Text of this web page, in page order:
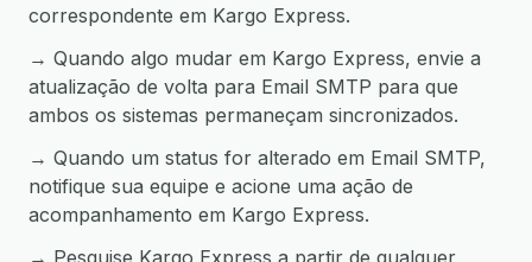
correspondente em Kargo Express.
→ Quando algo mudar em Kargo Express, envie a
atualização de volta para Email SMTP para que
ambos os sistemas permaneçam sincronizados.
→ Quando um status for alterado em Email SMTP,
notifique sua equipe e acione uma ação de
acompanhamento em Kargo Express.
→ Pesquise Kargo Express a partir de qualquer